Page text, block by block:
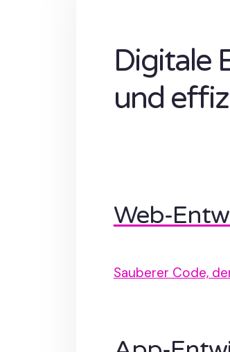
Digitale
und
Web-
Sauberer Code,